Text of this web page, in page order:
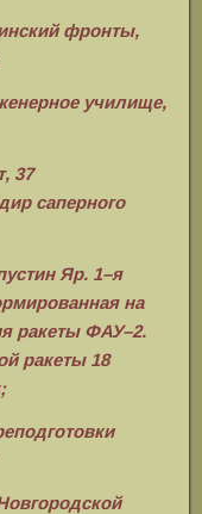
фронты,
училище,
37
саперного
Яр. 1–я
на
ракеты ФАУ–2.
ракеты 18